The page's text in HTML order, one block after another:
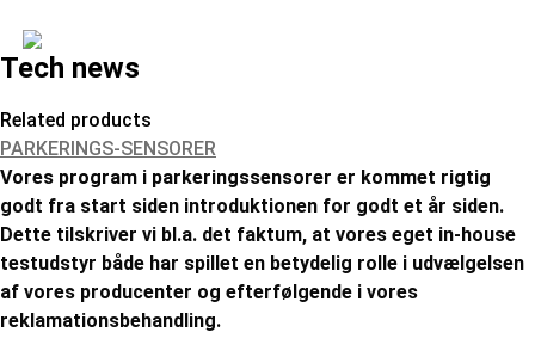
Tech news
Related products
PARKERINGS-SENSORER
Vores program i parkeringssensorer er kommet rigtig
godt fra start siden introduktionen for godt et år siden.
Dette tilskriver vi bl.a. det faktum, at vores eget in-house
testudstyr både har spillet en betydelig rolle i udvælgelsen
af vores producenter og efterfølgende i vores
reklamationsbehandling.